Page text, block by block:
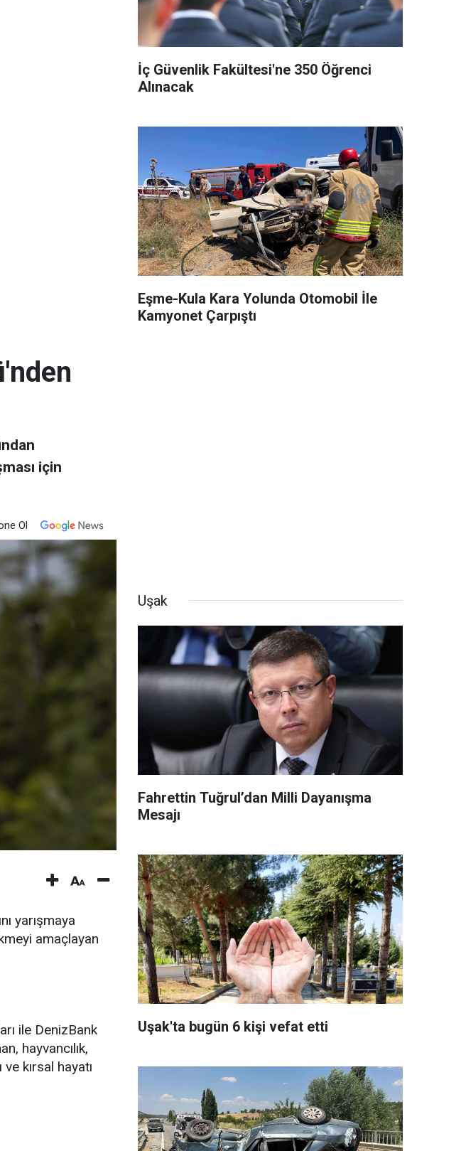
İç Güvenlik Fakültesi'ne 350 Öğrenci
Alınacak
Eşme-Kula Kara Yolunda Otomobil İle
Kamyonet Çarpıştı
için
Ol
yarışmaya
amaçlayan
ile DenizBank
hayvancılık,
kırsal hayatı
Uşak
Fahrettin Tuğrul’dan Milli Dayanışma
Mesajı
Uşak'ta bugün 6 kişi vefat etti